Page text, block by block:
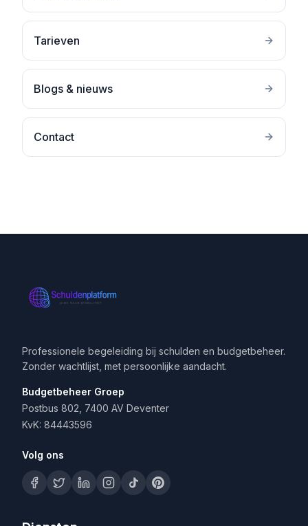
Tarieven
Blogs & nieuws
Contact
Professionele begeleiding bij schulden en budgetbeheer.
Zonder wachtlijst, met persoonlijke aandacht.
Budgetbeheer Groep
Postbus 802, 7400 AV Deventer
KvK: 84443596
Volg ons